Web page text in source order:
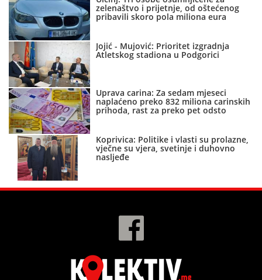
zelenaštvo i prijetnje, od oštećenog
pribavili skoro pola miliona eura
Jojić - Mujović: Prioritet izgradnja
Atletskog stadiona u Podgorici
Uprava carina: Za sedam mjeseci
naplaćeno preko 832 miliona carinskih
prihoda, rast za preko pet odsto
Koprivica: Politike i vlasti su prolazne,
vječne su vjera, svetinje i duhovno
nasljeđe